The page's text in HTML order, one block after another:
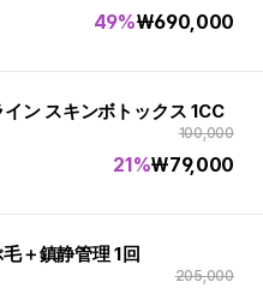
₩690,000
49%
ン スキンボトックス 1CC
100,000
₩79,000
21%
＋鎮静管理 1回
205,000